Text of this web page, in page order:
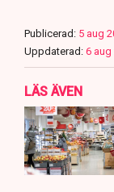
Publicerad: 5 aug
Uppdaterad: 6 aug
LÄS ÄVEN